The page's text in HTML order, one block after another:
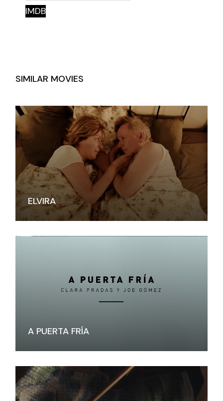
IMDB
SIMILAR MOVIES
ELVIRA
A PUERTA FRÍA